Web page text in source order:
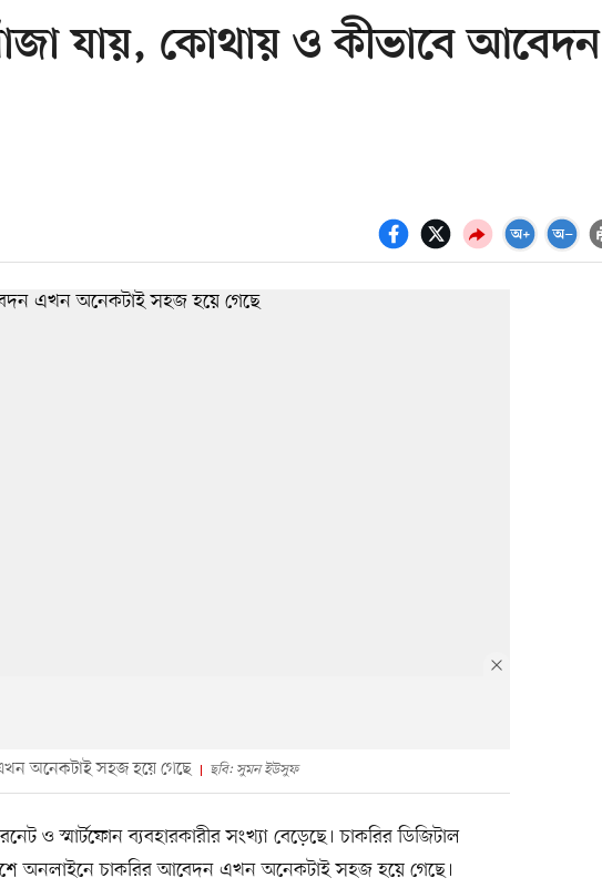
যায়, কোথায় ও কীভাবে আবেদন
অনেকটাই সহজ হয়ে গেছে ছবি: সুমন ইউসুফ
ও স্মার্টফোন ব্যবহারকারীর সংখ্যা বেড়েছে। চাকরির ডিজিটাল
অনলাইনে চাকরির আবেদন এখন অনেকটাই সহজ হয়ে গেছে।